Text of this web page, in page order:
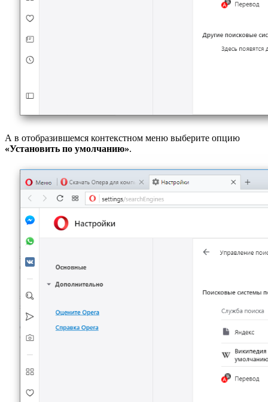
А в отобразившемся контекстном меню выберите опцию
«Установить по умолчанию».